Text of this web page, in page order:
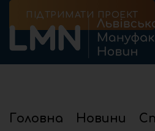
ПІДТРИМАТИ ПРОЕКТ
Головна Новини
Головна Новини